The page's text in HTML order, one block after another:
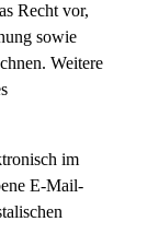
Recht vor,
sowie
Weitere
im
E-Mail-